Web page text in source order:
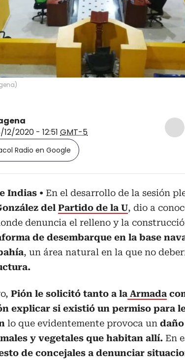
)
2020 - 12:51 GMT-5
Radio en Google
Indias En el desarrollo de la sesión
del Partido de la U, dio a
denuncia el relleno y la
de desembarque en la base
, un área natural en la que no
Pión le solicitó tanto a la Armada
explicar si existió un permiso para
lo que evidentemente provoca un
y vegetales que habitan allí. En
de concejales a denunciar